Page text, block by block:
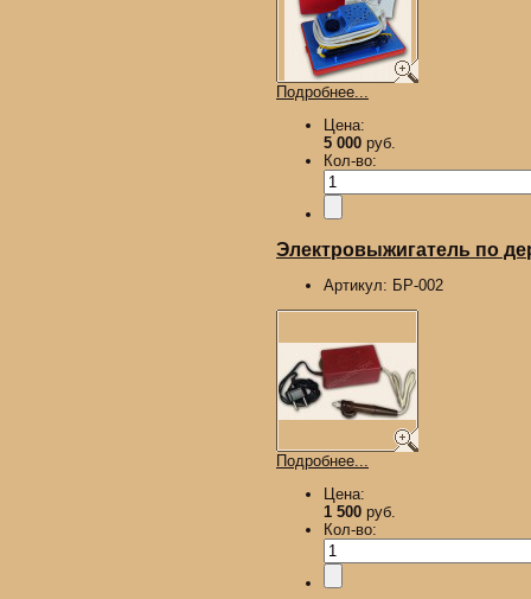
Подробнее...
Цена:
5 000 руб.
Кол-во:
Электровыжигатель по
Артикул: БР-002
Подробнее...
Цена:
1 500 руб.
Кол-во: